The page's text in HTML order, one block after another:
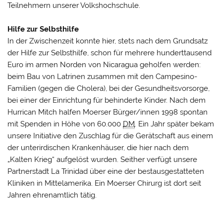
Teilnehmern unserer Volkshochschule.
Hilfe zur Selbsthilfe
In der Zwischenzeit konnte hier, stets nach dem Grundsatz
der Hilfe zur Selbsthilfe, schon für mehrere hunderttausend
Euro im armen Norden von Nicaragua geholfen werden:
beim Bau von Latrinen zusammen mit den Campesino-
Familien (gegen die Cholera), bei der Gesundheitsvorsorge,
bei einer der Einrichtung für behinderte Kinder. Nach dem
Hurrican Mitch halfen Moerser Bürger/innen 1998 spontan
mit Spenden in Höhe von 60.000 DM. Ein Jahr später bekam
unsere Initiative den Zuschlag für die Gerätschaft aus einem
der unterirdischen Krankenhäuser, die hier nach dem
„Kalten Krieg“ aufgelöst wurden. Seither verfügt unsere
Partnerstadt La Trinidad über eine der bestausgestatteten
Kliniken in Mittelamerika. Ein Moerser Chirurg ist dort seit
Jahren ehrenamtlich tätig.